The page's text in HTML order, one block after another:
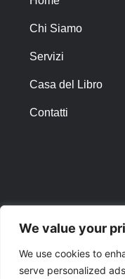
We value your
We use cookies to
serve personalized
Chi Siamo
Servizi
Casa del Libro
Contatti
Privacy Policy